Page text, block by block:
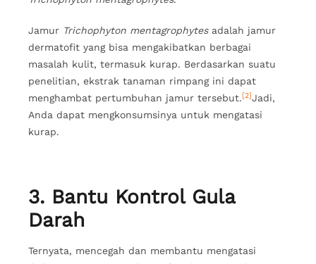
Jamur Trichophyton mentagrophytesadalah jamur
dermatofit yang bisa mengakibatkan berbagai
masalah kulit, termasuk kurap. Berdasarkan suatu
penelitian, ekstrak tanaman rimpang ini dapat
menghambat pertumbuhan jamur tersebut.[2]Jadi,
Anda dapat mengkonsumsinya untuk mengatasi
kurap.
3. Bantu Kontrol Gula
Darah
Ternyata, mencegah dan membantu mengatasi